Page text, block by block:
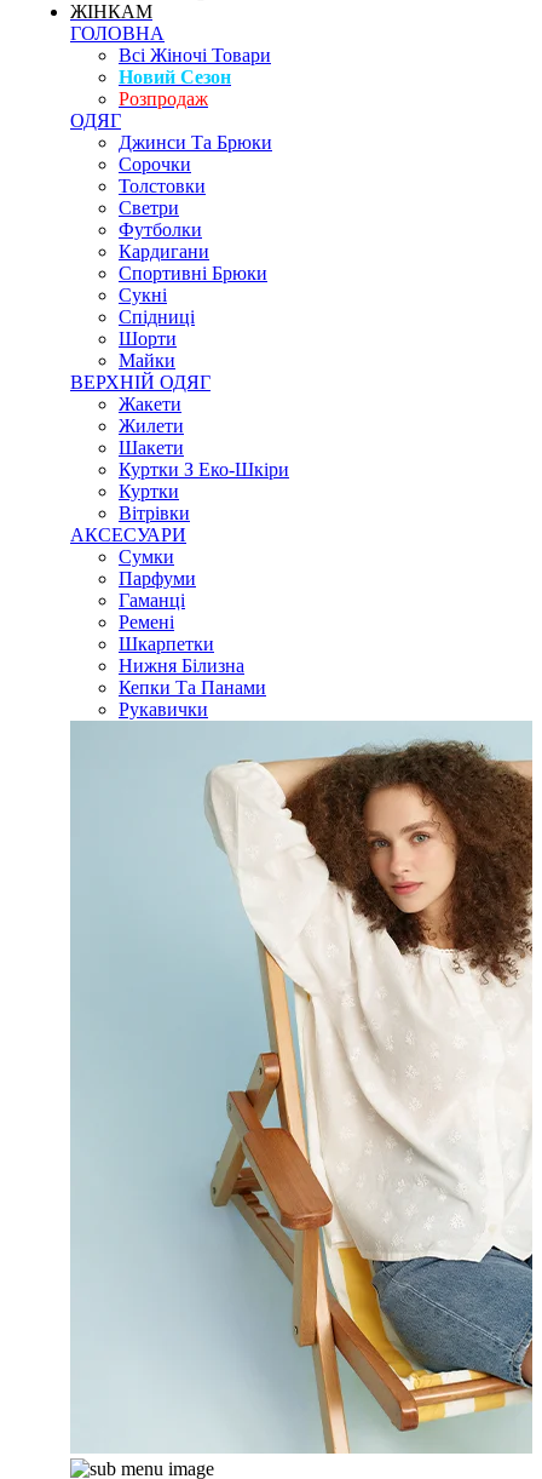
ЖІНКАМ
ГОЛОВНА
Всі Жіночі Товари
Новий Сезон
Розпродаж
ОДЯГ
Джинси Та Брюки
Сорочки
Толстовки
Светри
Футболки
Кардигани
Спортивні Брюки
Сукні
Спідниці
Шорти
Майки
ВЕРХНІЙ ОДЯГ
Жакети
Жилети
Шакети
Куртки З Еко-Шкіри
Куртки
Вітрівки
АКСЕСУАРИ
Сумки
Парфуми
Гаманці
Ремені
Шкарпетки
Нижня Білизна
Кепки Та Панами
Рукавички